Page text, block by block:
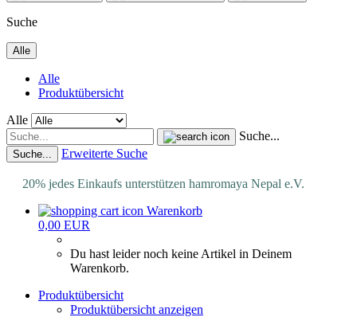
Suche
Alle
Alle
Produktübersicht
Alle
Suche...
Suche... Erweiterte Suche
20% jedes Einkaufs unterstützen hamromaya Nepal e.V.
Warenkorb
0,00 EUR
Du hast leider noch keine Artikel in Deinem
Warenkorb.
Produktübersicht
Produktübersicht anzeigen